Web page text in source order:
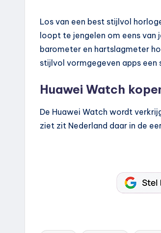
Los van een best stijlvol
loopt te jengelen om eens van
barometer en hartslagmeter
stijlvol vormgegeven apps een
Huawei Watch
De Huawei Watch wordt
ziet zit Nederland daar in de